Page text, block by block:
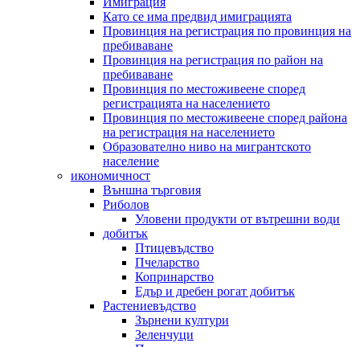
Като се има предвид имиграцията
Провинция на регистрация по провинция на
пребиваване
Провинция на регистрация по район на
пребиваване
Провинция по местоживеене според
регистрацията на населението
Провинция по местоживеене според района
на регистрация на населението
Образователно ниво на мигрантското
население
икономичност
Външна търговия
Риболов
Уловени продукти от вътрешни води
добитък
Птицевъдство
Пчеларство
Копринарство
Едър и дребен рогат добитък
Растениевъдство
Зърнени култури
Зеленчуци